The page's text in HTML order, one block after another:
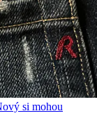
si mohou